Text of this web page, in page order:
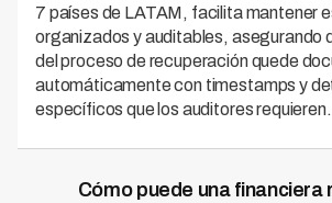
7 países de LATAM, facilita mantener
organizados y auditables, asegurando
del proceso de recuperación quede
automáticamente con timestamps y
específicos que los auditores requieren.
Cómo puede una financiera